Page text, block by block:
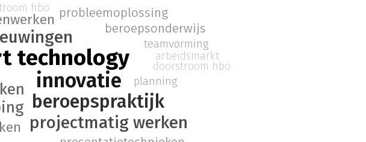
technology
innovatie
beroepspraktijk
projectmatig werken
probleemoplossing
beroepsonderwijs
teamvorming
planning
hbo
arbeidsmarkt
doorstroom hbo